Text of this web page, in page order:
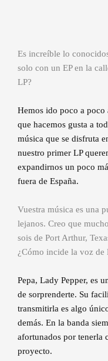
Es increíble lo
solo con un EP en la
LP?
Hemos ido poco a poco
que hacemos gusta a
música que se disfruta
nuestro primer LP
expandirnos un poco
fuera de España.
Vuestra música es una
lejanos. Creo que
sois de Port Arthur,
¿Cómo incide la voz de
Pepa, Lady Pepper, es
de sorprenderte. Su
transmitirla es algo
demás. En la banda
afortunados por tenerla
proyecto.